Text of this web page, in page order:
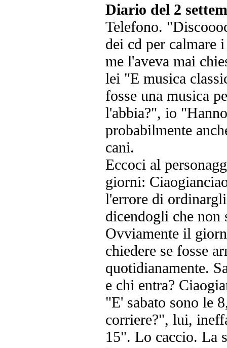
Diario del 2
Telefono.
dei cd per calmare
me l'aveva mai
lei "E musica
fosse una musica
l'abbia?", io
probabilmente
cani.
Eccoci al
giorni:
l'errore di
dicendogli che non
Ovviamente il
chiedere se fosse
quotidianamente.
e chi entra?
"E' sabato sono le
corriere?", lui,
15". Lo caccio. La